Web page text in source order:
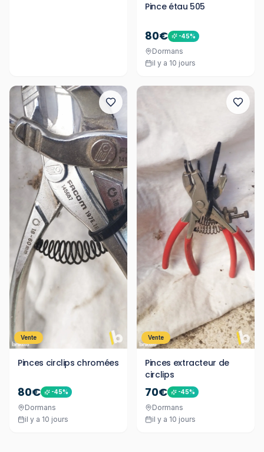
Pince étau 505
80€ -45%
Dormans
il y a 10 jours
Vente
Pinces circlips chromées
80€ -45%
Dormans
il y a 10 jours
Vente
Pinces extracteur de
circlips
70€ -45%
Dormans
il y a 10 jours